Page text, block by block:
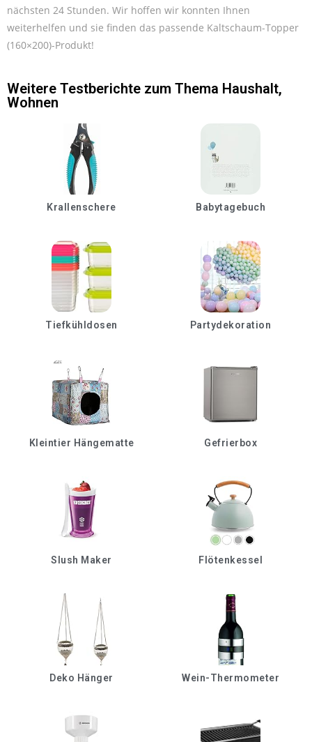
nächsten 24 Stunden. Wir hoffen wir konnten Ihnen
weiterhelfen und sie finden das passende Kaltschaum-Topper
(160×200)-Produkt!
Weitere Testberichte zum Thema Haushalt,
Wohnen
Krallenschere Babytagebuch
Tiefkühldosen Partydekoration
Kleintier Hängematte Gefrierbox
Slush Maker Flötenkessel
Deko Hänger Wein-Thermometer